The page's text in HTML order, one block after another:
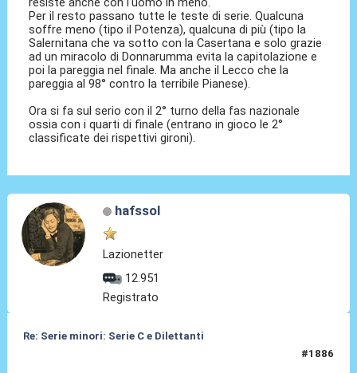
Per il resto passano tutte le teste di serie. Qualcuna
soffre meno (tipo il Potenza), qualcuna di più (tipo la
Salernitana che va sotto con la Casertana e solo grazie
ad un miracolo di Donnarumma evita la capitolazione e
poi la pareggia nel finale. Ma anche il Lecco che la
pareggia al 98° contro la terribile Pianese).
Ora si fa sul serio con il 2° turno della fas nazionale
ossia con i quarti di finale (entrano in gioco le 2°
classificate dei rispettivi gironi).
hafssol
Lazionetter
12.951
Registrato
Re: Serie minori: Serie C e Dilettanti
#1886